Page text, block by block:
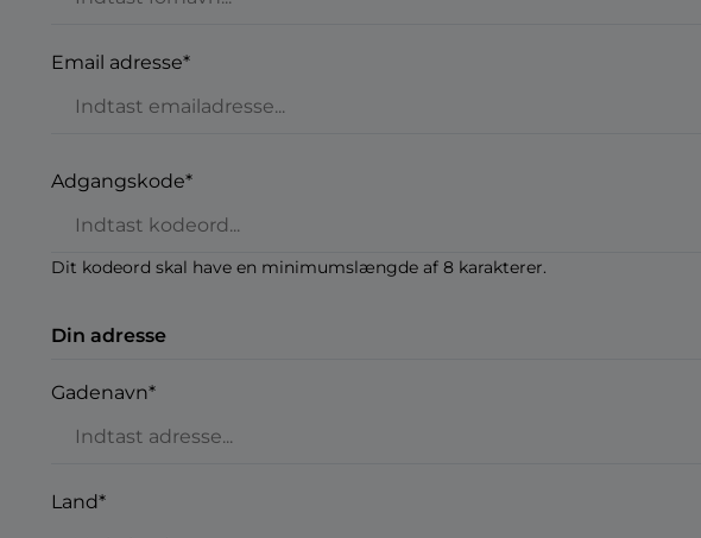
Email adresse*
Adgangskode*
Dit kodeord skal have en minimumslængde af 8 karakterer.
Din adresse
Gadenavn*
Land*